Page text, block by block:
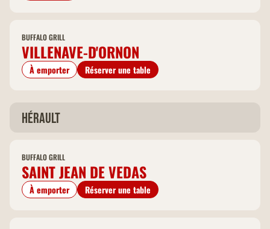
BUFFALO GRILL
VILLENAVE-D'ORNON
À emporter Réserver une table
Hérault
BUFFALO GRILL
SAINT JEAN DE VEDAS
À emporter Réserver une table